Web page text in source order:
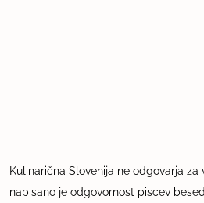
Kulinarična Slovenija ne odgovarja za
napisano je odgovornost piscev